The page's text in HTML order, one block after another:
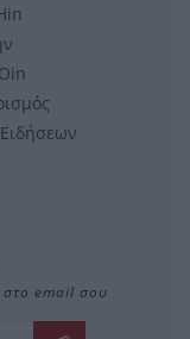
στο email σου